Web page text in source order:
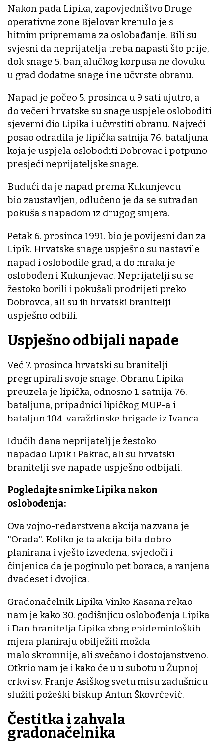
Nakon pada Lipika, zapovjedništvo Druge
operativne zone Bjelovar krenulo je s
hitnim pripremama za oslobađanje. Bili su
svjesni da neprijatelja treba napasti što prije,
dok snage 5. banjalučkog korpusa ne dovuku
u grad dodatne snage i ne učvrste obranu.
Napad je počeo 5. prosinca u 9 sati ujutro, a
do večeri hrvatske su snage uspjele osloboditi
sjeverni dio Lipika i učvrstiti obranu. Najveći
posao odradila je lipička satnija 76. bataljuna
koja je uspjela osloboditi Dobrovac i potpuno
presjeći neprijateljske snage.
Budući da je napad prema Kukunjevcu
bio zaustavljen, odlučeno je da se sutradan
pokuša s napadom iz drugog smjera.
Petak 6. prosinca 1991. bio je povijesni dan za
Lipik. Hrvatske snage uspješno su nastavile
napad i oslobodile grad, a do mraka je
oslobođen i Kukunjevac. Neprijatelji su se
žestoko borili i pokušali prodrijeti preko
Dobrovca, ali su ih hrvatski branitelji
uspješno odbili.
Uspješno odbijali napade
Već 7. prosinca hrvatski su branitelji
pregrupirali svoje snage. Obranu Lipika
preuzela je lipička, odnosno 1. satnija 76.
bataljuna, pripadnici lipičkog MUP-a i
bataljun 104. varaždinske brigade iz Ivanca.
Idućih dana neprijatelj je žestoko
napadao Lipik i Pakrac, ali su hrvatski
branitelji sve napade uspješno odbijali.
Pogledajte snimke Lipika nakon
oslobođenja:
Ova vojno-redarstvena akcija nazvana je
"Orada". Koliko je ta akcija bila dobro
planirana i vješto izvedena, svjedoči i
činjenica da je poginulo pet boraca, a ranjena
dvadeset i dvojica.
Gradonačelnik Lipika Vinko Kasana rekao
nam je kako 30. godišnjicu oslobođenja Lipika
i Dan branitelja Lipika zbog epidemioloških
mjera planiraju obilježiti možda
malo skromnije, ali svečano i dostojanstveno.
Otkrio nam je i kako će u u subotu u Župnoj
crkvi sv. Franje Asiškog svetu misu zadušnicu
služiti požeški biskup Antun Škovrčević.
Čestitka i zahvala
gradonačelnika